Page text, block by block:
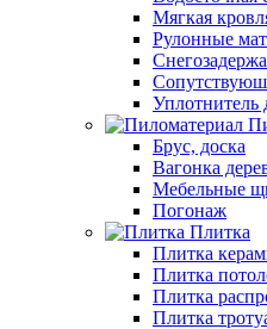
Мягкая
Рулонные
Уплотнитель
Брус, доска
Вагонка
Мебельные
Погонаж
Плитка
Плитка
Плитка
Плитка
Плитка